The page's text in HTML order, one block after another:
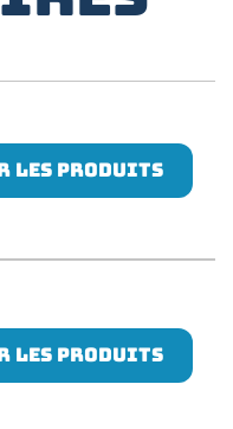
PRODUITS
LES PRODUITS